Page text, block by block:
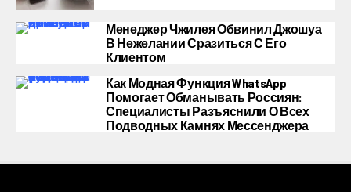
Менеджер Чжилея Обвинил Джошуа
В Нежелании Сразиться С Его
Клиентом
Как Модная Функция WhatsApp
Помогает Обманывать Россиян:
Специалисты Разъяснили О Всех
Подводных Камнях Мессенджера